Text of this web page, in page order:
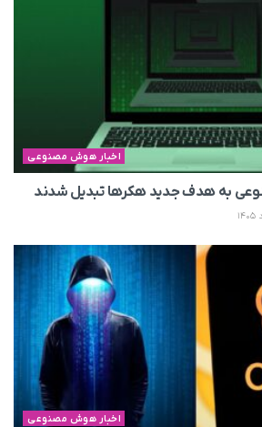
اخبار هوش مصنوعی
به هدف جدید هکرها تبدیل شدند
اخبار هوش مصنوعی